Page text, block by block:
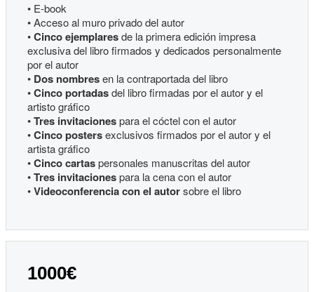
• E-book
• Acceso al muro privado del autor
•Cinco ejemplaresde la primera edición impresa
exclusiva del libro firmados y dedicados personalmente
por el autor
• Dos nombresen la contraportada del libro
•Cinco portadasdel libro firmadas por el autor y el
artisto gráfico
•Tres invitacionespara el cóctel con el autor
•Cinco postersexclusivos firmados por el autor y el
artista gráfico
•Cinco cartaspersonales manuscritas del autor
•Tres invitacionespara la cena con el autor
•Videoconferencia con el autorsobre el libro
1000€